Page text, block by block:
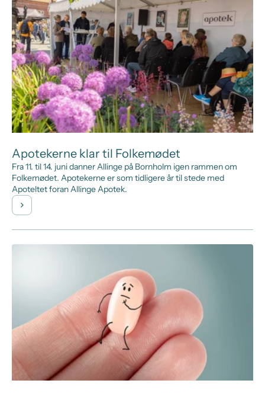
Apotekerne klar til Folkemødet
Fra 11. til 14. juni danner Allinge på Bornholm igen rammen om
Folkemødet. Apotekerne er som tidligere år til stede med
Apoteltet foran Allinge Apotek.